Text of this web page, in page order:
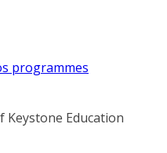
programmes
Keystone Education